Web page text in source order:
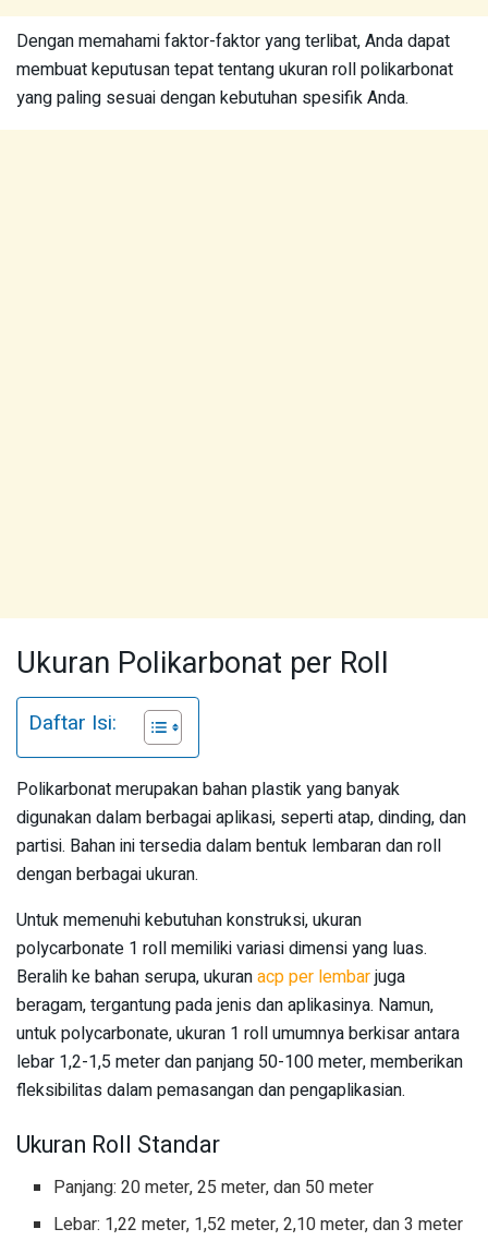
Dengan memahami faktor-faktor yang terlibat, Anda dapat
membuat keputusan tepat tentang ukuran roll polikarbonat
yang paling sesuai dengan kebutuhan spesifik Anda.
Ukuran Polikarbonat per Roll
Daftar Isi:
Polikarbonat merupakan bahan plastik yang banyak
digunakan dalam berbagai aplikasi, seperti atap, dinding, dan
partisi. Bahan ini tersedia dalam bentuk lembaran dan roll
dengan berbagai ukuran.
Untuk memenuhi kebutuhan konstruksi, ukuran
polycarbonate 1 roll memiliki variasi dimensi yang luas.
Beralih ke bahan serupa, ukuranacp per lembarjuga
beragam, tergantung pada jenis dan aplikasinya. Namun,
untuk polycarbonate, ukuran 1 roll umumnya berkisar antara
lebar 1,2-1,5 meter dan panjang 50-100 meter, memberikan
fleksibilitas dalam pemasangan dan pengaplikasian.
Ukuran Roll Standar
Panjang: 20 meter, 25 meter, dan 50 meter
Lebar: 1,22 meter, 1,52 meter, 2,10 meter, dan 3 meter